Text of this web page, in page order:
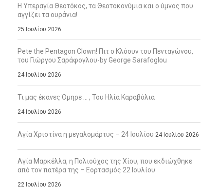
Η Υπεραγία Θεοτόκος, τα Θεοτοκονύμια και ο ύμνος που
αγγίζει τα ουράνια!
25 Ιουλίου 2026
Pete the Pentagon Clown! Πιτ ο Κλόουν του Πενταγώνου,
του Γιώργου Σαράφογλου-by George Sarafoglou
24 Ιουλίου 2026
Τι μας έκανες Όμηρε … , Του Ηλία Καραβόλια
24 Ιουλίου 2026
Αγία Χριστίνα η μεγαλομάρτυς – 24 Ιουλίου 24 Ιουλίου 2026
Αγία Μαρκέλλα, η Πολιούχος της Χίου, που εκδιώχθηκε
από τον πατέρα της – Εορτασμός 22 Ιουλίου
22 Ιουλίου 2026